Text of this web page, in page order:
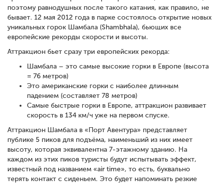
поэтому равнодушных после такого катания, как правило, не
бывает. 12 мая 2012 года в парке состоялось открытие новых
уникальных горок Шамбала (Shambhala), бьющих все
европейские рекорды скорости и высоты.
Аттракцион бьет сразу три европейских рекорда:
Шамбала – это самые высокие горки в Европе (высота
= 76 метров)
Это американские горки с наиболее длинным
падением (составляет 78 метров)
Самые быстрые горки в Европе, аттракцион развивает
скорость в 134 км/ч уже на первом спуске.
Аттракцион Шамбала в «Порт Авентура» представляет
публике 5 пиков для подъёма, наименьший из них имеет
высоту, которая эквивалентна 7-этажному зданию. На
каждом из этих пиков туристы будут испытывать эффект,
известный под названием «air time», то есть, буквально
терять контакт с сиденьем. Это будет напоминать резкие